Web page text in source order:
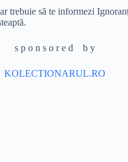
să te informezi
s p o n s o r e d b y
KOLECTIONARUL.RO